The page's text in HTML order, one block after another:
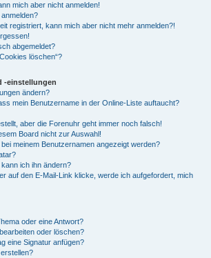
mich aber nicht anmelden!
registriert, kann mich aber nicht mehr anmelden?!
abgemeldet?
löschen“?
-einstellungen
ändern?
mein Benutzername in der Online-Liste auftaucht?
aber die Forenuhr geht immer noch falsch!
Board nicht zur Auswahl!
meinem Benutzernamen angezeigt werden?
ich ihn ändern?
auf den E-Mail-Link klicke, werde ich aufgefordert, mich
oder eine Antwort?
oder löschen?
eine Signatur anfügen?